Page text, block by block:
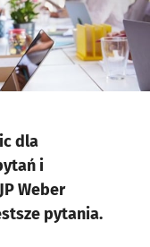
dla
i
Weber
pytania.